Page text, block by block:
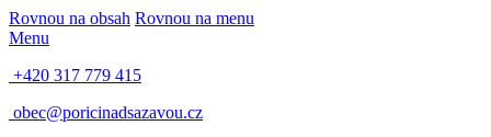
Rovnou na obsah Rovnou na menu
Menu
+420 317 779 415
obec@poricinadsazavou.cz